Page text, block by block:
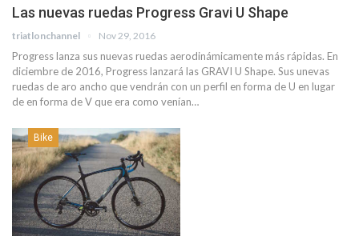
Las nuevas ruedas Progress Gravi U Shape
triatlonchannel Nov 29, 2016
Progress lanza sus nuevas ruedas aerodinámicamente más rápidas. En
diciembre de 2016, Progress lanzará las GRAVI U Shape. Sus unevas
ruedas de aro ancho que vendrán con un perfil en forma de U en lugar
de en forma de V que era como venían…
Bike